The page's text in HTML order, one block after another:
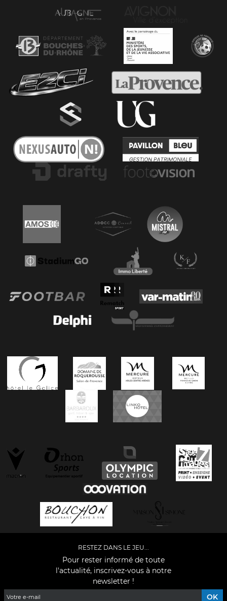
RESTEZ DANS LE JEU...
Pour rester informé de toute
l'actualité, inscrivez-vous à notre
newsletter !